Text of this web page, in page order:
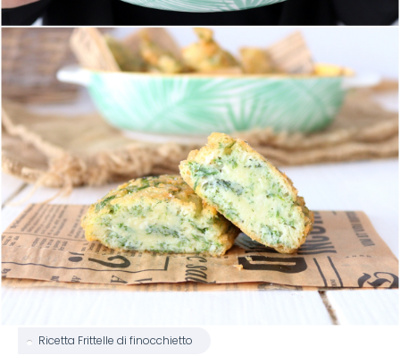
Ricetta Frittelle di finocchietto